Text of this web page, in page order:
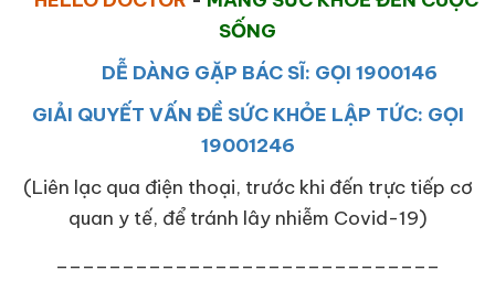
SỐNG
DỄ DÀNG GẶP BÁC SĨ: GỌI 1900146
GIẢI QUYẾT VẤN ĐỀ SỨC KHỎE LẬP TỨC: GỌI
19001246
(Liên lạc qua điện thoại, trước khi đến trực tiếp cơ
quan y tế, để tránh lây nhiễm Covid-19)